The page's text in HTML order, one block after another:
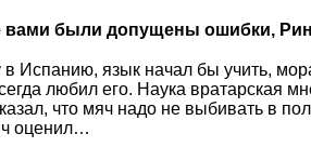
вами были допущены ошибки,
Испанию, язык начал бы учить,
любил его. Наука вратарская
что мяч надо не выбивать в
оценил…